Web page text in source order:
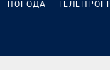
ПОГОДА